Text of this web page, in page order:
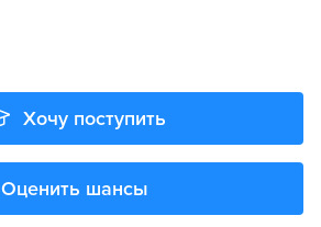
Хочу поступить
Оценить шансы